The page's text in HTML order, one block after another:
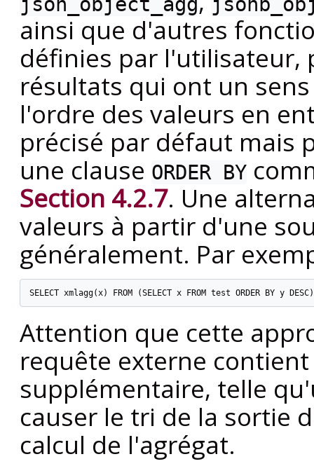
ainsi que d'autres
définies par l'utilisateur,
résultats qui ont un
l'ordre des valeurs en
précisé par défaut mais
une clause ORDER BY
Section 4.2.7. Une
valeurs à partir d'une
généralement. Par
Attention que cette
requête externe
supplémentaire, telle
causer le tri de la sortie
calcul de l'agrégat.